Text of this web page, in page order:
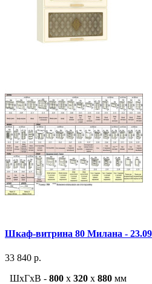
Шкаф-витрина 80 Милана - 23.09
33 840 р.
ШxГxВ - 800 x 320 x 880 мм